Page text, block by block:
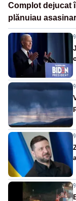
Complot dejucat
plănuiau